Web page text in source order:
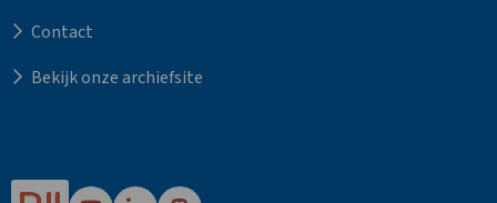
Contact
Bekijk onze archiefsite